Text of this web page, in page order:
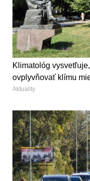
Klimatológ
ovplyvňovať klímu
Aktuality